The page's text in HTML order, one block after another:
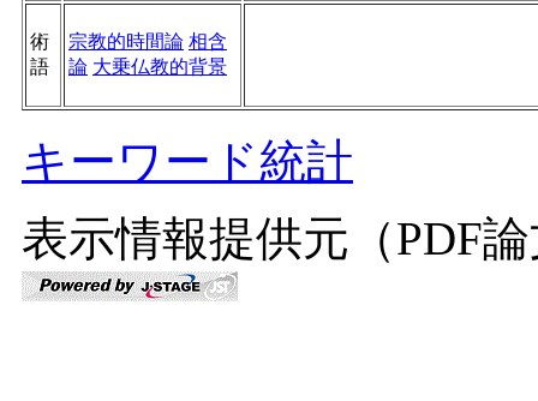
術
語
宗教的時間論 相含
論 大乗仏教的背景
キーワード統計
表示情報提供元（PDF